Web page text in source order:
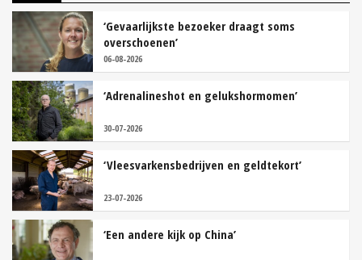
‘Gevaarlijkste bezoeker draagt soms
overschoenen’
06-08-2026
‘Adrenalineshot en gelukshormomen’
30-07-2026
‘Vleesvarkensbedrijven en geldtekort’
23-07-2026
‘Een andere kijk op China’